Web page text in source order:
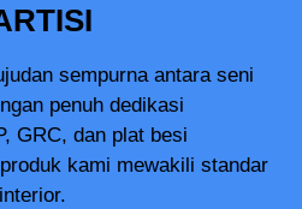
sempurna antara seni
penuh dedikasi
GRC, dan plat besi
kami mewakili standar